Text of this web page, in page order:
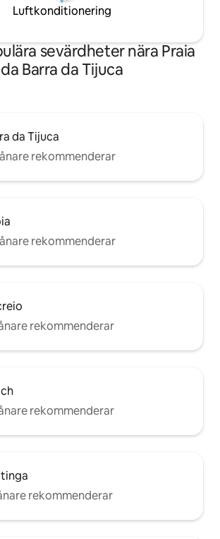
Luftkonditionering
sevärdheter nära Praia
da Barra da Tijuca
da Tijuca
rekommenderar
rekommenderar
rekommenderar
rekommenderar
rekommenderar